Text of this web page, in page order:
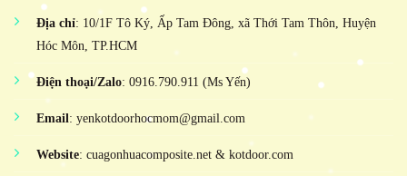
Địa chỉ: 10/1F Tô Ký, Ấp Tam Đông, xã Thới Tam Thôn, Huyện
Hóc Môn, TP.HCM
Điện thoại/Zalo: 0916.790.911 (Ms Yến)
Email: yenkotdoorhocmom@gmail.com
Website: cuagonhuacomposite.net & kotdoor.com